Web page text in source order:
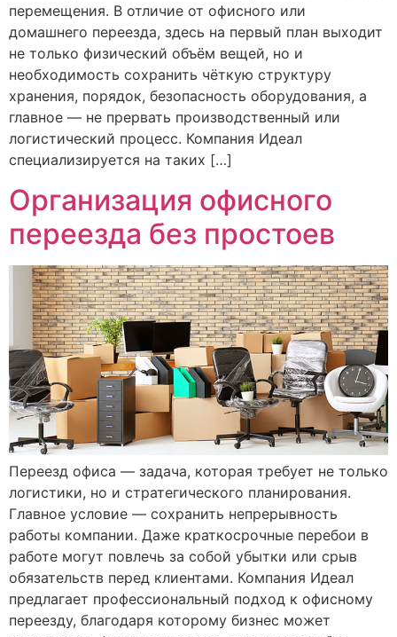
перемещения. В отличие от офисного или
домашнего переезда, здесь на первый план выходит
не только физический объём вещей, но и
необходимость сохранить чёткую структуру
хранения, порядок, безопасность оборудования, а
главное — не прервать производственный или
логистический процесс. Компания Идеал
специализируется на таких […]
Организация офисного
переезда без простоев
Переезд офиса — задача, которая требует не только
логистики, но и стратегического планирования.
Главное условие — сохранить непрерывность
работы компании. Даже краткосрочные перебои в
работе могут повлечь за собой убытки или срыв
обязательств перед клиентами. Компания Идеал
предлагает профессиональный подход к офисному
переезду, благодаря которому бизнес может